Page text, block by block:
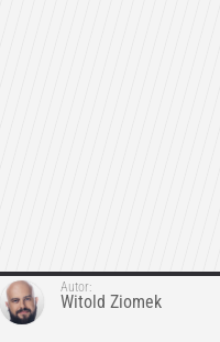
Autor:
Witold Ziomek